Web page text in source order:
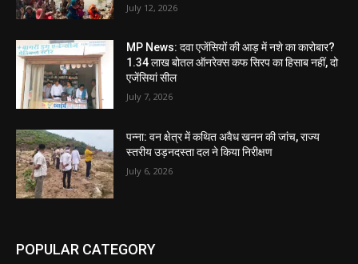
July 12, 2026
MP News: दवा एजेंसियों की आड़ में नशे का कारोबार?
1.34 लाख बोतल ऑनरेक्स कफ सिरप का हिसाब नहीं, दो
एजेंसियां सील
July 7, 2026
पन्ना: वन क्षेत्र में कथित अवैध खनन की जांच, राज्य
स्तरीय उड़नदस्ता दल ने किया निरीक्षण
July 6, 2026
POPULAR CATEGORY